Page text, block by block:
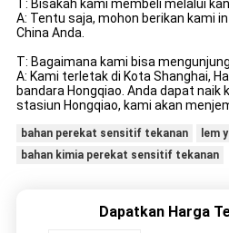
T: Bisakah kami membeli melalui
A: Tentu saja, mohon berikan kami
China Anda.
T: Bagaimana kami bisa
A: Kami terletak di Kota Shanghai,
bandara Hongqiao. Anda dapat
stasiun Hongqiao, kami akan
bahan perekat sensitif tekanan
lem
bahan kimia perekat sensitif tekanan
Dapatkan Harga